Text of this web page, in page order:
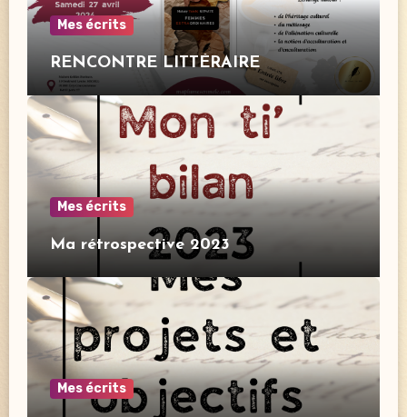
Mes écrits
RENCONTRE LITTÉRAIRE
Mes écrits
Ma rétrospective 2023
Mes écrits